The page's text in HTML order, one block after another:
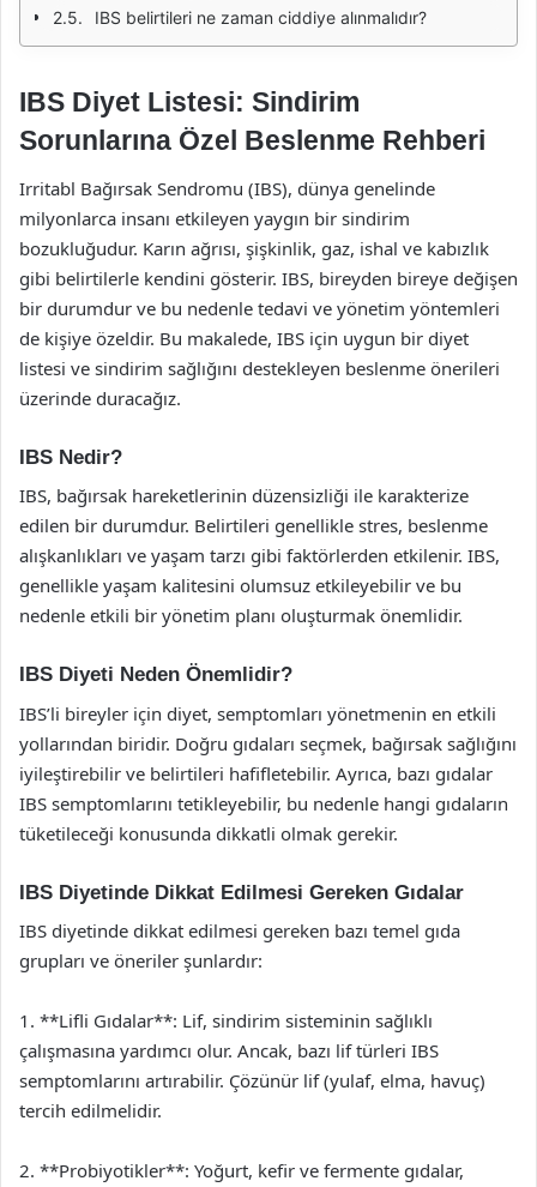
IBS belirtileri ne zaman ciddiye alınmalıdır?
IBS Diyet Listesi: Sindirim
Sorunlarına Özel Beslenme Rehberi
Irritabl Bağırsak Sendromu (IBS), dünya genelinde
milyonlarca insanı etkileyen yaygın bir sindirim
bozukluğudur. Karın ağrısı, şişkinlik, gaz, ishal ve kabızlık
gibi belirtilerle kendini gösterir. IBS, bireyden bireye değişen
bir durumdur ve bu nedenle tedavi ve yönetim yöntemleri
de kişiye özeldir. Bu makalede, IBS için uygun bir diyet
listesi ve sindirim sağlığını destekleyen beslenme önerileri
üzerinde duracağız.
IBS Nedir?
IBS, bağırsak hareketlerinin düzensizliği ile karakterize
edilen bir durumdur. Belirtileri genellikle stres, beslenme
alışkanlıkları ve yaşam tarzı gibi faktörlerden etkilenir. IBS,
genellikle yaşam kalitesini olumsuz etkileyebilir ve bu
nedenle etkili bir yönetim planı oluşturmak önemlidir.
IBS Diyeti Neden Önemlidir?
IBS’li bireyler için diyet, semptomları yönetmenin en etkili
yollarından biridir. Doğru gıdaları seçmek, bağırsak sağlığını
iyileştirebilir ve belirtileri hafifletebilir. Ayrıca, bazı gıdalar
IBS semptomlarını tetikleyebilir, bu nedenle hangi gıdaların
tüketileceği konusunda dikkatli olmak gerekir.
IBS Diyetinde Dikkat Edilmesi Gereken Gıdalar
IBS diyetinde dikkat edilmesi gereken bazı temel gıda
grupları ve öneriler şunlardır:
1. **Lifli Gıdalar**: Lif, sindirim sisteminin sağlıklı
çalışmasına yardımcı olur. Ancak, bazı lif türleri IBS
semptomlarını artırabilir. Çözünür lif (yulaf, elma, havuç)
tercih edilmelidir.
2. **Probiyotikler**: Yoğurt, kefir ve fermente gıdalar,